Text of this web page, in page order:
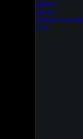
ABOUT
MENU
SOUND SYSTEM
LIVE